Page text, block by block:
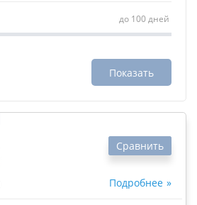
100 дней
Показать
Подробнее
Сравнить